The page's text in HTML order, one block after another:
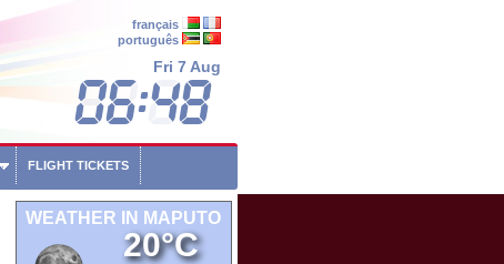
français
português
Fri 7 Aug
FLIGHT TICKETS
WEATHER IN MAPUTO
20°C